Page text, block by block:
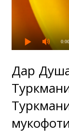
0:00
Дар